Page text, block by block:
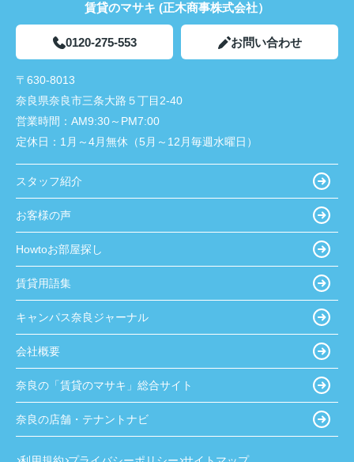
賃貸のマサキ (正木商事株式会社）
0120-275-553 お問い合わせ
〒630-8013
奈良県奈良市三条大路５丁目2-40
営業時間： AM9:30～PM7:00
定休日： 1月～4月無休（5月～12月毎週水曜日）
スタッフ紹介
お客様の声
Howtoお部屋探し
賃貸用語集
キャンパス奈良ジャーナル
会社概要
奈良の「賃貸のマサキ」総合サイト
奈良の店舗・テナントナビ